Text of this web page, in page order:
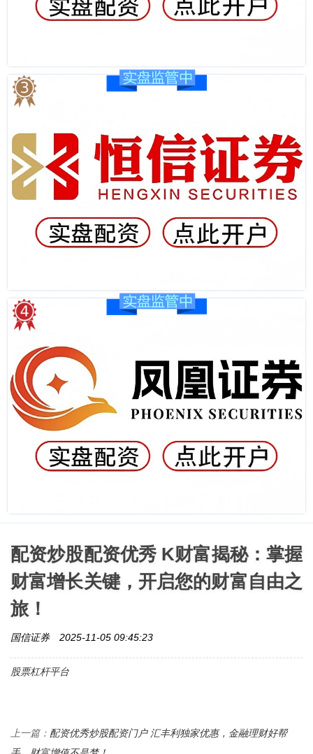
配资炒股配资优秀 K财富揭秘：掌握
财富增长关键，开启您的财富自由之
旅！
国信证券 2025-11-05 09:45:23
股票杠杆平台
上一篇： 配资优秀炒股配资门户 汇丰利独家优惠，金融理财好帮